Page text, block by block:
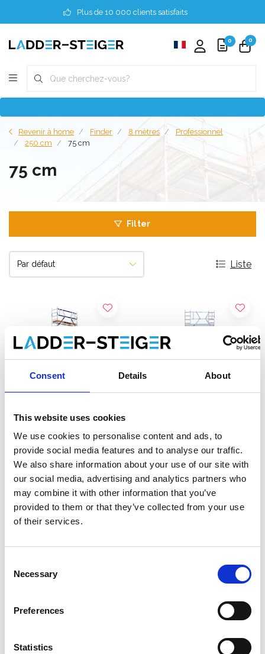
Consent Details About
This website uses cookies
We use cookies to personalise content and ads, to
provide social media features and to analyse our traffic.
We also share information about your use of our site with
our social media, advertising and analytics partners who
may combine it with other information that you’ve
provided to them or that they’ve collected from your use
of their services.
Selection
Necessary
Preferences
Statistics
Plus de 10 000 clients satisfaits
0 0
Revenir à home Finder 8 mètres
Professionnel
250 cm
75 cm
75 cm
Filter
Liste
Échafaudage roulant ASC
AGS Pro single 75 x 250 x
8,2 m hauteur travail
€2.449,00 €3.032,33
Afficher le produit
Échafaudage roulant
EuroScaffold Original
75x250 hauteur travail 8,2
m
€2.299,00 €2.499,00